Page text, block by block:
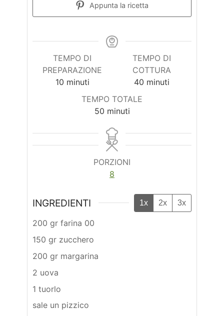
Appunta la ricetta
TEMPO DI
PREPARAZIONE
10minuti
minuti
TEMPO DI
COTTURA
40 minuti
minuti
TEMPO TOTALE
50minuti
minuti
PORZIONI
8
INGREDIENTI 1x 2x 3x
200 gr farina 00
150 gr zucchero
200 gr margarina
2 uova
1 tuorlo
sale un pizzico